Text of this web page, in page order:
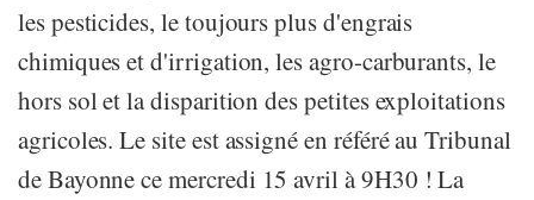
les pesticides, le toujours plus d'engrais
chimiques et d'irrigation, les agro-carburants, le
hors sol et la disparition des petites exploitations
agricoles. Le site est assigné en référé au Tribunal
de Bayonne ce mercredi 15 avril à 9H30 ! La